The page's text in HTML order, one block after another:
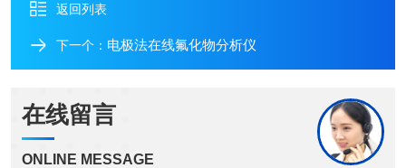
返回列表
下一个： 电极法在线氟化物分析仪
在线留言
ONLINE MESSAGE